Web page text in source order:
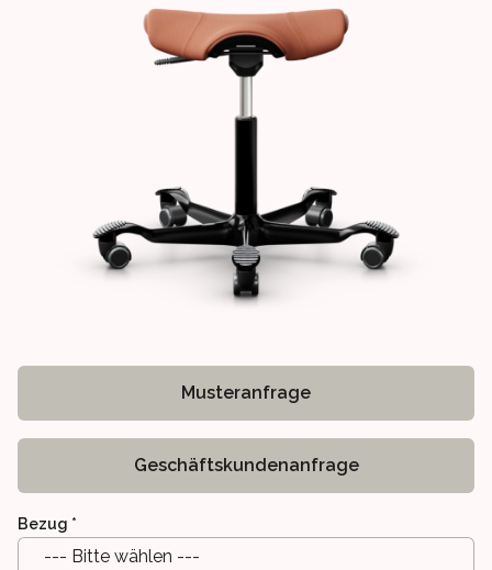
Musteranfrage
Geschäftskundenanfrage
Bezug *
--- Bitte wählen ---